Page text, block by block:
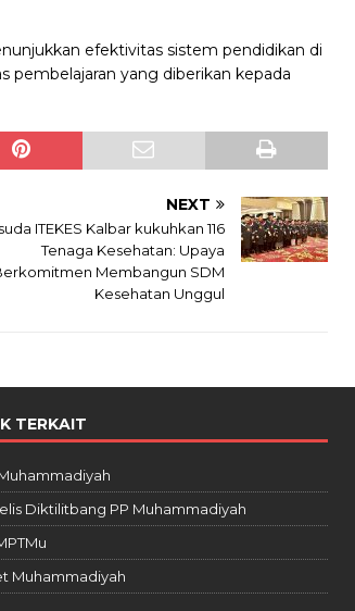
efektivitas sistem pendidikan di
pembelajaran yang diberikan kepada
NEXT
ITEKES Kalbar kukuhkan 116
Tenaga Kesehatan: Upaya
Membangun SDM
Kesehatan Unggul
TERKAIT
Diktilitbang PP Muhammadiyah
Muhammadiyah